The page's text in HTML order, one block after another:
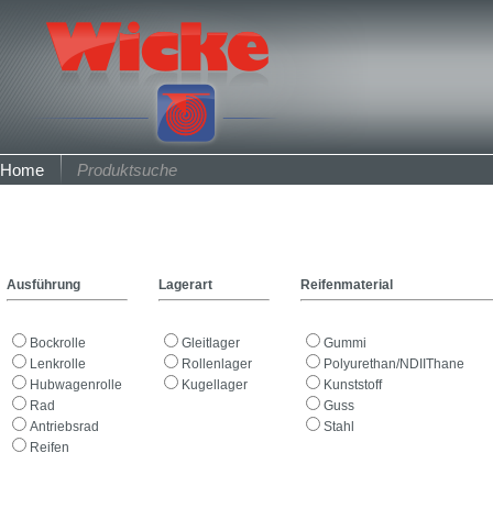
Home Produktsuche
Ausführung Lagerart Reifenmaterial
Bockrolle
Lenkrolle
Hubwagenrolle
Rad
Antriebsrad
Reifen
Gleitlager
Rollenlager
Kugellager
Gummi
Polyurethan/NDIIThane
Kunststoff
Guss
Stahl